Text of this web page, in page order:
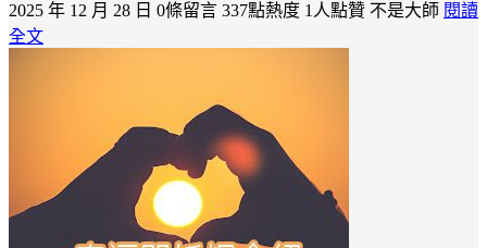
2025 年 12 月 28 日 0條留言 337點熱度 1人點贊 不是大師 閱讀
全文